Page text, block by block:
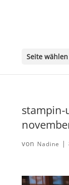
Seite wählen
stampin-
von Nadine |